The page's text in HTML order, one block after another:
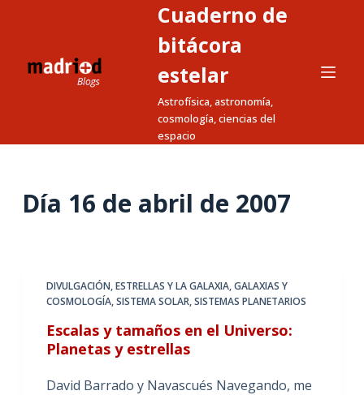
a
Cuaderno de
bitácora
estelar
Astrofísica, astronomía,
cosmología, ciencias del
espacio
Día 16 de abril de 2007
DIVULGACIÓN,ESTRELLAS Y LA GALAXIA,GALAXIAS Y
COSMOLOGÍA,SISTEMA SOLAR,SISTEMAS PLANETARIOS
Escalas y tamaños en el Universo:
Planetas y estrellas
David Barrado y Navascués Navegando, me